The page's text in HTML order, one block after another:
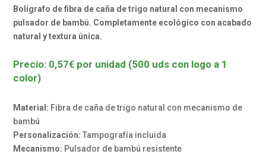
Bolígrafo de fibra de caña de trigo natural con mecanismo
pulsador de bambú. Completamente ecológico con acabado
natural y textura única.
Precio: 0,57€ por unidad (500 uds con logo a 1
color)
Material: Fibra de caña de trigo natural con mecanismo de
bambú
Personalización: Tampografía incluida
Mecanismo: Pulsador de bambú resistente